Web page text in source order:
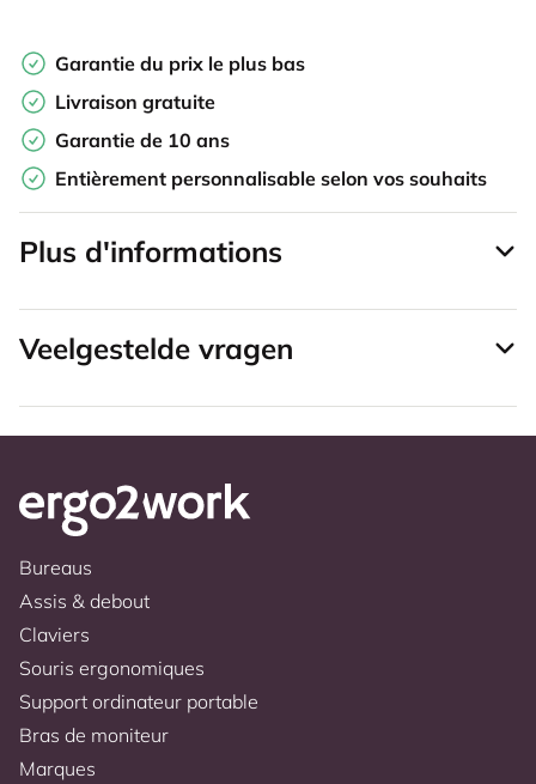
Garantie du prix le plus bas
Livraison gratuite
Garantie de 10 ans
Entièrement personnalisable selon vos souhaits
Plus d'informations
Veelgestelde vragen
Bureaus
Assis & debout
Claviers
Souris ergonomiques
Support ordinateur portable
Bras de moniteur
Marques